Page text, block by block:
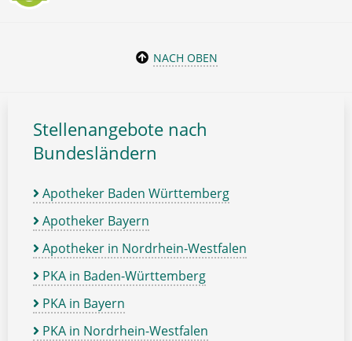
NACH OBEN
Stellenangebote nach
Bundesländern
Apotheker Baden Württemberg
Apotheker Bayern
Apotheker in Nordrhein-Westfalen
PKA in Baden-Württemberg
PKA in Bayern
PKA in Nordrhein-Westfalen